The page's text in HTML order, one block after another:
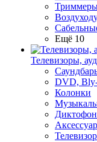
Триммеры
Ещё 10
Телевизоры,
DVD,
Колонки